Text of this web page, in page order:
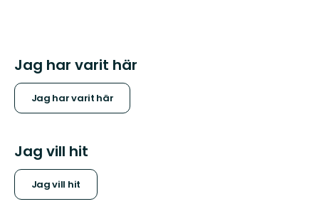
Jag har varit här
Jag har varit här
Jag vill hit
Jag vill hit